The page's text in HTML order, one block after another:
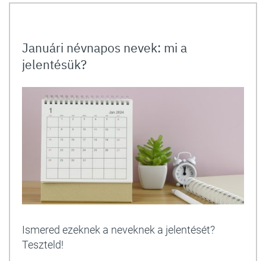
Januári névnapos nevek: mi a
jelentésük?
Ismered ezeknek a neveknek a jelentését?
Teszteld!